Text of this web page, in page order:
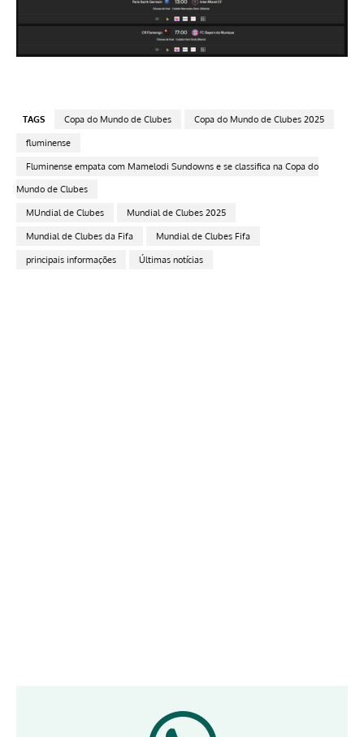
TAGS Copa do Mundo de Clubes Copa do Mundo de Clubes 2025
fluminense
Fluminense empata com Mamelodi Sundowns e se classifica na Copa do
Mundo de Clubes
MUndial de Clubes Mundial de Clubes 2025
Mundial de Clubes da Fifa Mundial de Clubes Fifa
principais informações Últimas notícias